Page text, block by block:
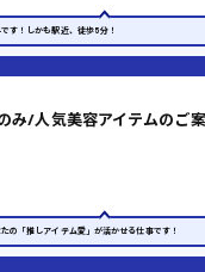
す！しかも駅近、徒歩5分！
み/人気美容アイテムのご
の「推しアイテム愛」が活かせる仕事です！